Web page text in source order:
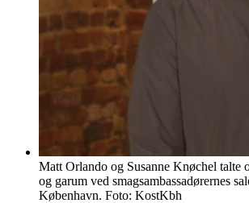
Matt Orlando og Susanne Knøchel talte
og garum ved smagsambassadørernes
København. Foto: KostKbh